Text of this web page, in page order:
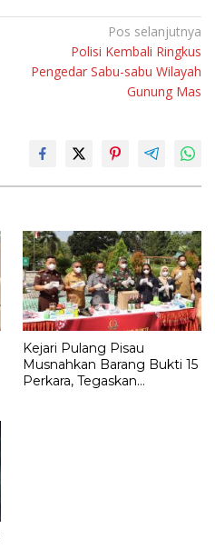
Pos selanjutnya
Polisi Kembali Ringkus
Pengedar Sabu-sabu Wilayah
Gunung Mas
Kejari Pulang Pisau
Musnahkan Barang Bukti 15
Perkara, Tegaskan